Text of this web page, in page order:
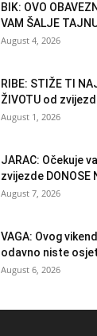
BIK: OVO
VAM ŠALJE
August 4, 2026
RIBE: STIŽE TI
ŽIVOTU od
August 1, 2026
JARAC: Očekuje
zvijezde DONOSE
August 7, 2026
VAGA: Ovog
odavno niste
August 6, 2026